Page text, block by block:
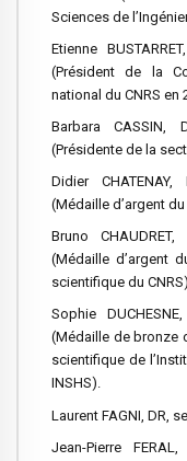
Sciences de
Etienne
(Président de la
national du CNRS en
Barbara CASSIN,
(Présidente de la
Didier
(Médaille d’argent
Bruno
(Médaille d’argent
scientifique du
Sophie
(Médaille de bronze
scientifique de
INSHS).
Laurent FAGNI, DR,
Jean-Pierre